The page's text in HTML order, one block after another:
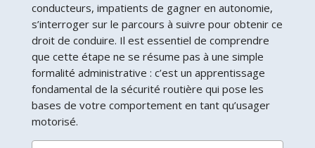
conducteurs, impatients de gagner en autonomie,
s’interroger sur le parcours à suivre pour obtenir ce
droit de conduire. Il est essentiel de comprendre
que cette étape ne se résume pas à une simple
formalité administrative : c’est un apprentissage
fondamental de la sécurité routière qui pose les
bases de votre comportement en tant qu’usager
motorisé.